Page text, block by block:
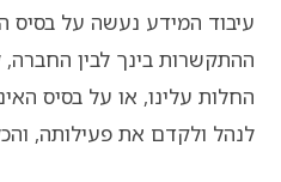
עיבוד המידע נעשה על בסיס
ההתקשרות בינך לבין
החלות עלינו, או על בסיס
לנהל ולקדם את פעילותה,